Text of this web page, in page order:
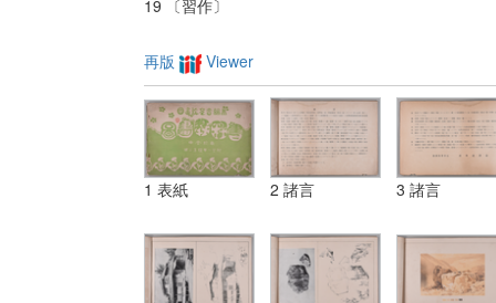
19 〔習作〕
再版 Viewer
1 表紙 2 諸言 3 諸言